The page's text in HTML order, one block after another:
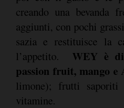
creando una bevanda
aggiunti, con pochi
sazia e restituisce la
l’appetito. WEY è
passion fruit, mango e
limone); frutti
vitamine.